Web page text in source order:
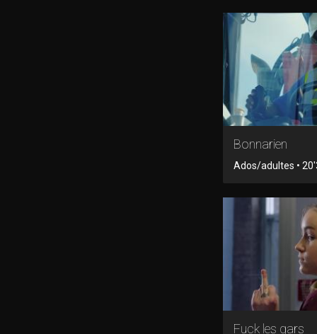
Bonnarien
Ados/adultes •
Fuck les gars